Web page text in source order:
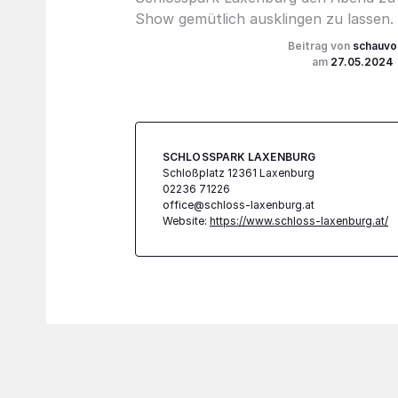
Show gemütlich ausklingen zu lassen.
27.05.2024
SCHLOSSPARK LAXENBURG
Schloßplatz 12361 Laxenburg
02236 71226
office@schloss-laxenburg.at
Website: https://www.schloss-laxenburg.at/